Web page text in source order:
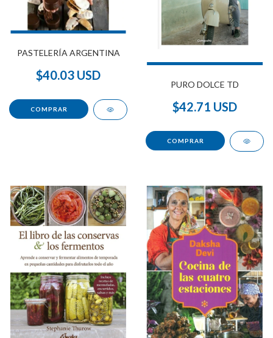
PASTELERÍA ARGENTINA
$40.03 USD
PURO DOLCE TD
$42.71 USD